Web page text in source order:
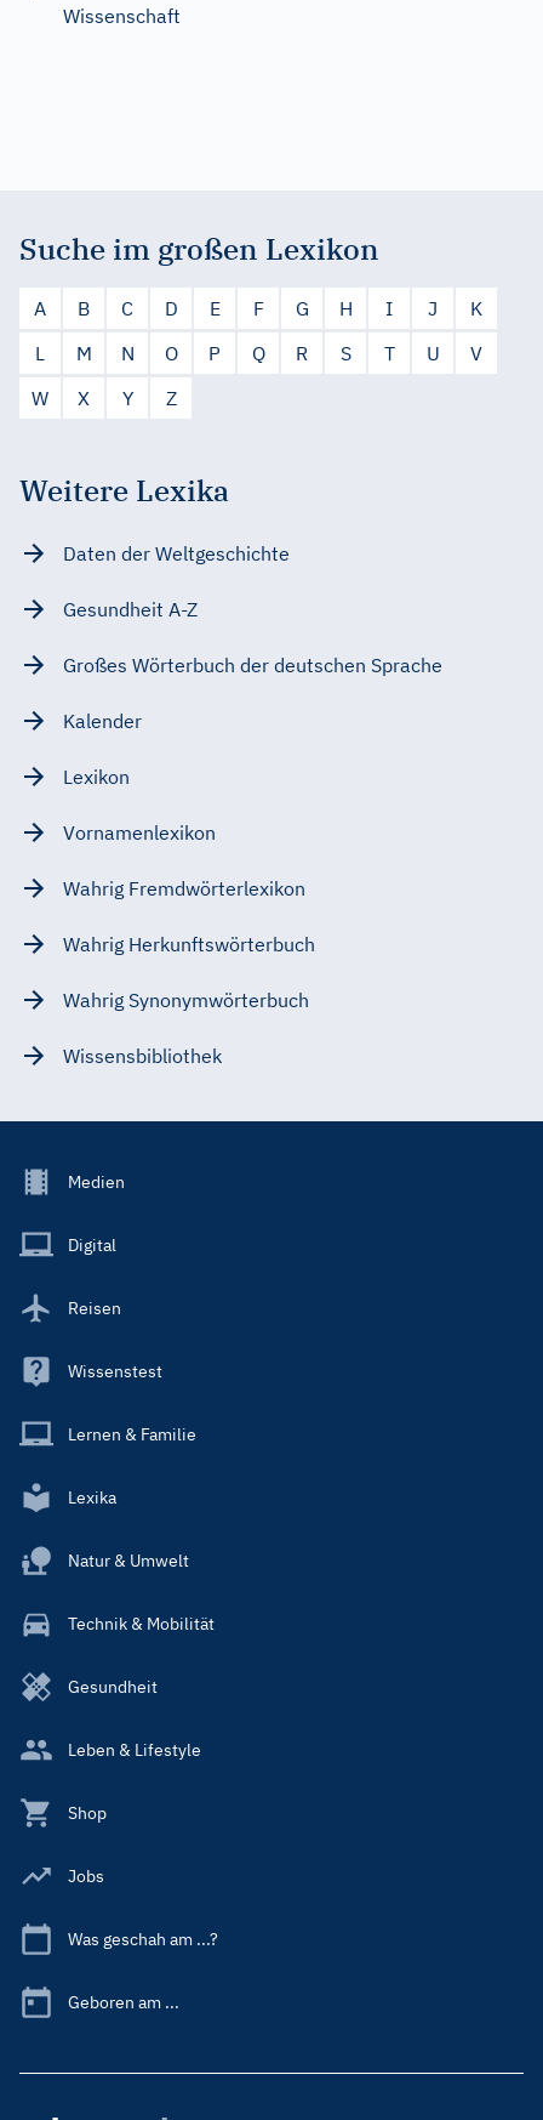
Wissenschaft
Suche im großen Lexikon
A B C D E F G H I J
K
L
M N O P Q R S T U
V
W
X Y Z
Weitere Lexika
Daten der Weltgeschichte
Gesundheit A-Z
Großes Wörterbuch der deutschen Sprache
Kalender
Lexikon
Vornamenlexikon
Wahrig Fremdwörterlexikon
Wahrig Herkunftswörterbuch
Wahrig Synonymwörterbuch
Wissensbibliothek
Footer
Main
Medien
Digital
Reisen
Wissenstest
Lernen & Familie
Lexika
Natur & Umwelt
Technik & Mobilität
Gesundheit
Leben & Lifestyle
Shop
Jobs
Was geschah am ...?
Geboren am ...